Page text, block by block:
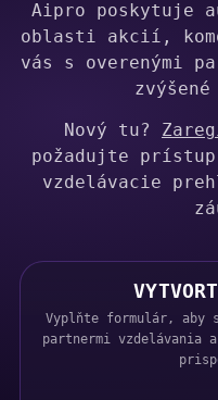
Aipro poskytuje
oblasti akcií,
vás s overenými
Nový tu?
požadujte
vzdelávacie
Vyplňte formulár,
partnermi vzdelávania